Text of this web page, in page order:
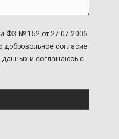
ФЗ № 152 от 27.07.2006
добровольное согласие
данных и соглашаюсь с